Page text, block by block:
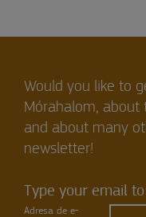
Would you like to
Mórahalom, about
and about many
newsletter!
Type your email
Adresa de e-